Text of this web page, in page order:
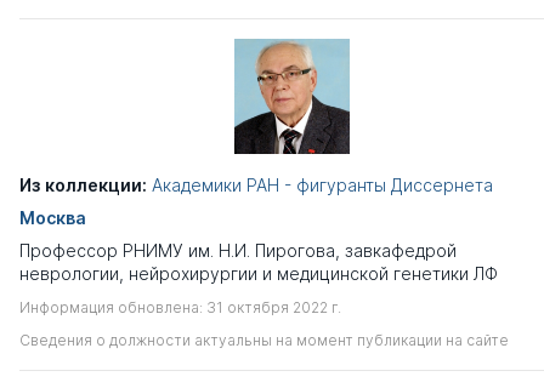
Из коллекции: Академики РАН - фигуранты Диссернета
Москва
Профессор РНИМУ им. Н.И. Пирогова, завкафедрой
неврологии, нейрохирургии и медицинской генетики ЛФ
Информация обновлена: 31 октября 2022 г.
Сведения о должности актуальны на момент публикации на сайте